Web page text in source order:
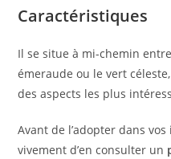
Caractéristiques
Il se situe à mi-chemin
émeraude ou le vert
des aspects les plus
Avant de l’adopter dans
vivement d’en consulter un